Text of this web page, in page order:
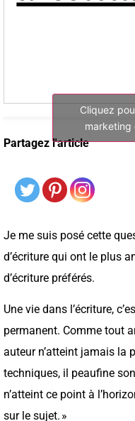
Cliquez
marketing
Partagez l'article
Je me suis posé cette
d’écriture qui ont le plus
d’écriture préférés.
Une vie dans l’écriture,
permanent. Comme tout
auteur n’atteint jamais la
techniques, il peaufine
n’atteint ce point à
sur le sujet. »